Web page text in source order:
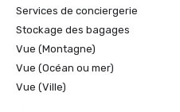
Services de conciergerie
Stockage des bagages
Vue (Montagne)
Vue (Océan ou mer)
Vue (Ville)